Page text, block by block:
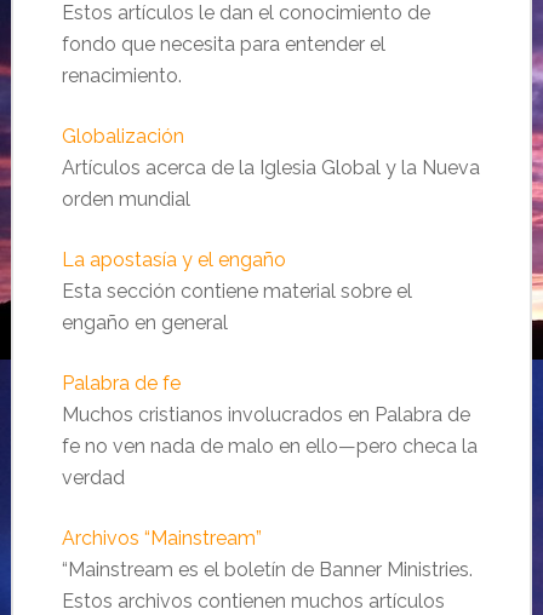
Estos artículos le dan el conocimiento de
fondo que necesita para entender el
renacimiento.
Globalización
Artículos acerca de la Iglesia Global y la Nueva
orden mundial
La apostasía y el engaño
Esta sección contiene material sobre el
engaño en general
Palabra de fe
Muchos cristianos involucrados en Palabra de
fe no ven nada de malo en ello—pero checa la
verdad
Archivos “Mainstream”
“Mainstream es el boletín de Banner Ministries.
Estos archivos contienen muchos artículos